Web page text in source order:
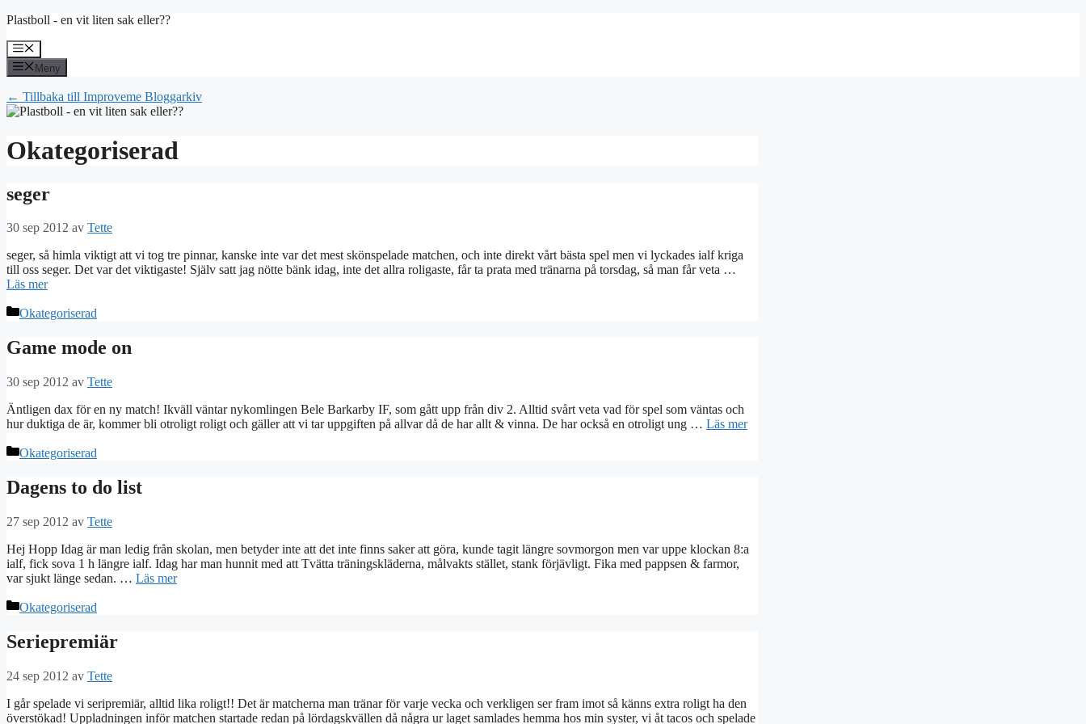
Hoppa
innehåll
Plastboll - en vit liten sak eller??
Meny
Meny
← Tillbaka till Improveme Bloggarkiv
Okategoriserad
seger
30 sep 2012 av Tette
seger, så himla viktigt att vi tog tre pinnar, kanske inte var det mest skönspelade matchen, och inte direkt vårt bästa spel men vi lyckades ialf kriga
till oss seger. Det var det viktigaste! Själv satt jag nötte bänk idag, inte det allra roligaste, får ta prata med tränarna på torsdag, så man får veta …
Läs mer
Kategorier
Okategoriserad
Game mode on
30 sep 2012 av Tette
Äntligen dax för en ny match! Ikväll väntar nykomlingen Bele Barkarby IF, som gått upp från div 2. Alltid svårt veta vad för spel som väntas och
hur duktiga de är, kommer bli otroligt roligt och gäller att vi tar uppgiften på allvar då de har allt & vinna. De har också en otroligt ung … Läs mer
Kategorier
Okategoriserad
Dagens to do list
27 sep 2012 av Tette
Hej Hopp Idag är man ledig från skolan, men betyder inte att det inte finns saker att göra, kunde tagit längre sovmorgon men var uppe klockan 8:a
ialf, fick sova 1 h längre ialf. Idag har man hunnit med att Tvätta träningskläderna, målvakts stället, stank förjävligt. Fika med pappsen & farmor,
var sjukt länge sedan. … Läs mer
Kategorier
Okategoriserad
Seriepremiär
24 sep 2012 av Tette
I går spelade vi seripremiär, alltid lika roligt!! Det är matcherna man tränar för varje vecka och verkligen ser fram imot så känns extra roligt ha den
överstökad! Uppladningen inför matchen startade redan på lördagskvällen då några ur laget samlades hemma hos min syster, vi åt tacos och spelade